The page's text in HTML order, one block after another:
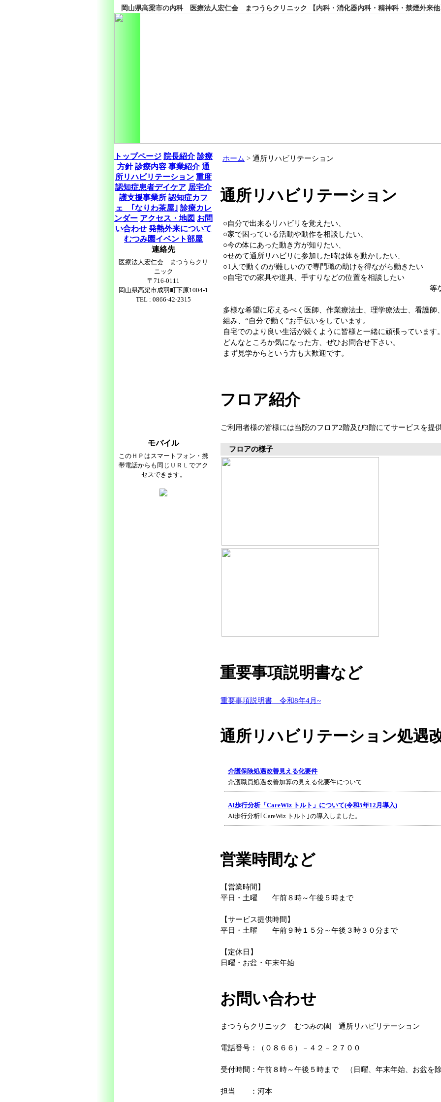
岡山県高梁市の内科 医療法人宏仁会 まつうらクリニック 【内科・消化器内科・精神科・禁煙外来他
トップページ 院長紹介 診療
方針 診療内容 事業紹介 通
所リハビリテーション 重度
認知症患者デイケア 居宅介
護支援事業所 認知症カフ
ェ ｢なりわ茶屋｣ 診療カレ
ンダー アクセス・地図 お問
い合わせ 発熱外来について
むつみ園イベント部屋
連絡先
医療法人宏仁会 まつうらクリ
ニック
〒716-0111
岡山県高梁市成羽町下原1004-1
TEL : 0866-42-2315
モバイル
このＨＰはスマートフォン・携
帯電話からも同じＵＲＬでアク
セスできます。
ホーム 通所リハビリテーション
通所リハビリテーション
○自分で出来るリハビリを覚えたい、
○家で困っている活動や動作を相談したい、
○今の体にあった動き方が知りたい、
○せめて通所リハビリに参加した時は体を動かしたい、
○1人で動くのが難しいので専門職の助けを得ながら動きたい
○自宅での家具や道具、手すりなどの位置を相談したい
等など･･･
多様な希望に応えるべく医師、作業療法士、理学療法士、看護師
組み、“自分で動く”お手伝いをしています。
自宅でのより良い生活が続くように皆様と一緒に頑張っています
どんなところか気になった方、ぜひお問合せ下さい。
まず見学からという方も大歓迎です。
フロア紹介
ご利用者様の皆様には当院のフロア2階及び3階にてサービスを提
フロアの様子
重要事項説明書など
重要事項説明書 令和8年4月~
通所リハビリテーション処遇
介護保険処遇改善見える化要件
介護職員処遇改善加算の見える化要件について
AI歩行分析「CareWiz トルト」について(令和5年12月導入)
AI歩行分析｢CareWiz トルト｣の導入しました。
営業時間など
【営業時間】
平日・土曜 午前８時～午後５時まで
【サービス提供時間】
平日・土曜 午前９時１５分～午後３時３０分まで
【定休日】
日曜・お盆・年末年始
お問い合わせ
まつうらクリニック むつみの園 通所リハビリテーション
電話番号：（０８６６）－４２－２７００
受付時間：午前８時～午後５時まで （日曜、年末年始、お盆を
担当 ：河本